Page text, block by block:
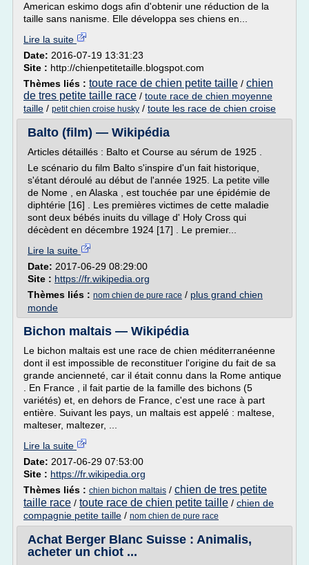
American eskimo dogs afin d'obtenir une réduction de la
taille sans nanisme. Elle développa ses chiens en...
Lire la suite
Date: 2016-07-19 13:31:23
Site : http://chienpetitetaille.blogspot.com
Thèmes liés : toute race de chien petite taille / chien
de tres petite taille race / toute race de chien moyenne
taille / petit chien croise husky / toute les race de chien croise
Balto (film) — Wikipédia
Articles détaillés : Balto et Course au sérum de 1925 .
Le scénario du film Balto s'inspire d'un fait historique,
s'étant déroulé au début de l'année 1925. La petite ville
de Nome , en Alaska , est touchée par une épidémie de
diphtérie [16] . Les premières victimes de cette maladie
sont deux bébés inuits du village d' Holy Cross qui
décèdent en décembre 1924 [17] . Le premier...
Lire la suite
Date: 2017-06-29 08:29:00
Site : https://fr.wikipedia.org
Thèmes liés : nom chien de pure race / plus grand chien
monde
Bichon maltais — Wikipédia
Le bichon maltais est une race de chien méditerranéenne
dont il est impossible de reconstituer l'origine du fait de sa
grande ancienneté, car il était connu dans la Rome antique
. En France , il fait partie de la famille des bichons (5
variétés) et, en dehors de France, c'est une race à part
entière. Suivant les pays, un maltais est appelé : maltese,
malteser, maltezer, ...
Lire la suite
Date: 2017-06-29 07:53:00
Site : https://fr.wikipedia.org
Thèmes liés : chien bichon maltais / chien de tres petite
taille race / toute race de chien petite taille / chien de
compagnie petite taille / nom chien de pure race
Achat Berger Blanc Suisse : Animalis,
acheter un chiot ...